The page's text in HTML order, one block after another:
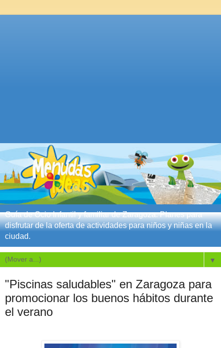
Guía de Ocio Infantil y familiar de Zaragoza. Planes para
disfrutar de la oferta de actividades para niños y niñas en la
ciudad.
▼
"Piscinas saludables" en Zaragoza para
promocionar los buenos hábitos durante
el verano